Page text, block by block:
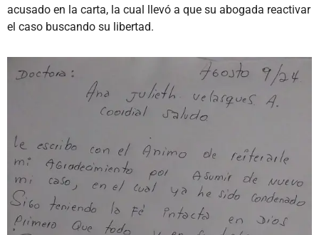
acusado en la carta, la cual llevó a que su abogada reactivar
el caso buscando su libertad.